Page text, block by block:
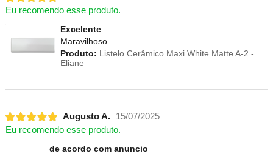
Eu recomendo esse produto.
Excelente
Maravilhoso
Produto: Listelo Cerâmico Maxi White Matte A-2 -
Eliane
Augusto A.
15/07/2025
Eu recomendo esse produto.
de acordo com anuncio